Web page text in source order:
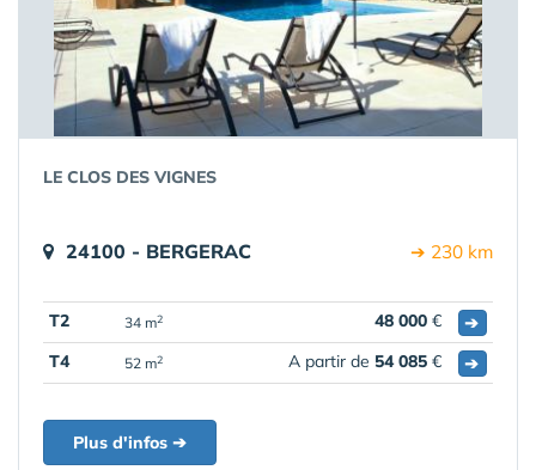
LE CLOS DES VIGNES
24100 - BERGERAC ➔ 230 km
T2 34 m2 48 000 €
➔
T4
52 m2 A partir de 54 085 € ➔
Plus d'infos ➔